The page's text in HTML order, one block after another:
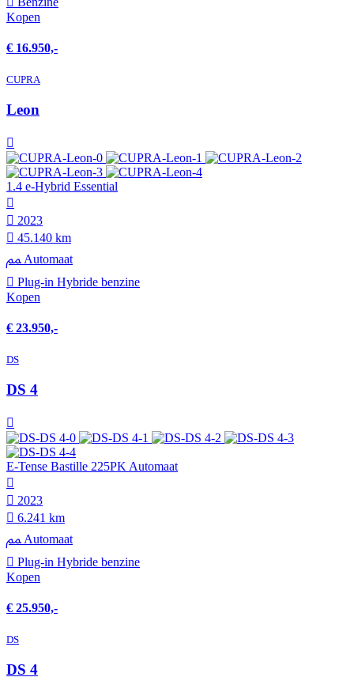
Kopen
€ 16.950,-
CUPRA
Leon
1.4 e-Hybrid Essential
2023
45.140 km
Automaat
Plug-in Hybride benzine
Kopen
€ 23.950,-
DS
DS 4
E-Tense Bastille 225PK Automaat
2023
6.241 km
Automaat
Plug-in Hybride benzine
Kopen
€ 25.950,-
DS
DS 4